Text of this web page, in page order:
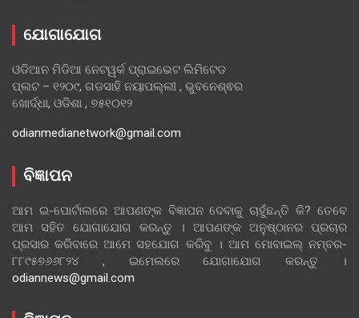
ଯୋଗାଯୋଗ
ଓଡିଆନ ମିଡିଆ ନେଟୱର୍କ ପ୍ରାଇଭେଟ ଲିମିଟେଡ
ପ୍ଲଟ – ୧୨୦୯, ଗଡସାହି ନୟାପଲ୍ଲୀ , ଭୁବନେଶ୍ଵର
ଖୋର୍ଦ୍ଧା, ଓଡିଶା , ୭୫୧୦୧୨
odianmedianetwork@gmail.com
ବିଜ୍ଞାପନ
ଆମ ଇ-ପୋର୍ଟାଲରେ ଆପଣଙ୍କ ବିଜ୍ଞାପନ ଦେବାକୁ ଚାହୁଁଛନ୍ତି କି? ତେବେ
ଆମ ସହିତ ଯୋଗାଯୋଗ କରନ୍ତୁ । ଆପଣଙ୍କ ଅନୁଷ୍ଠାନର ପ୍ରଚାର
ପ୍ରସାର କରିବାରେ ଆମେ ସହଯୋଗ କରିବୁ । ଆମ ମୋବାଇଲ୍ ନମ୍ବର-
୮୮୯୫୭୬୬୮୨୪ , ଇମେଲରେ ଯୋଗାଯୋଗ କରନ୍ତୁ ।
odiannews@gmail.com